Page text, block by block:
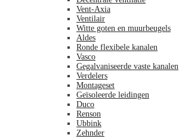
Vent-Axia
Ventilair
Witte goten en muurbeugels
Aldes
Ronde flexibele kanalen
Vasco
Gegalvaniseerde vaste kanalen
Verdelers
Montageset
Geïsoleerde leidingen
Duco
Renson
Ubbink
Zehnder